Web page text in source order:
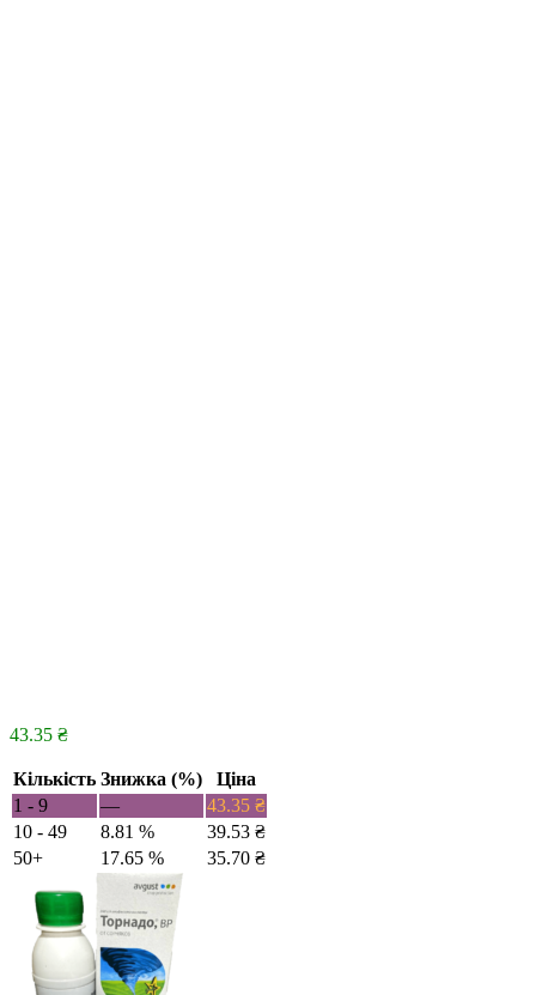
43.35 ₴
Кількість Знижка (%)
Ціна
1 - 9
— 43.35 ₴
10 - 49
8.81 % 39.53 ₴
50+
17.65 % 35.70 ₴